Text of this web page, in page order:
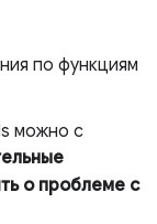
по функциям
можно с
о проблеме с